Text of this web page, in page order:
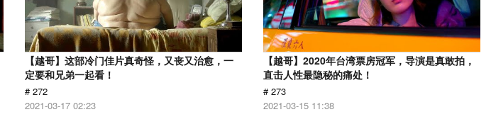
【越哥】这部冷门佳片真奇怪，又丧又治愈，一
定要和兄弟一起看！
# 272
2021-03-17 02:23
【越哥】2020年台湾票房冠军，导演是真敢拍，
直击人性最隐秘的痛处！
# 273
2021-03-15 11:38